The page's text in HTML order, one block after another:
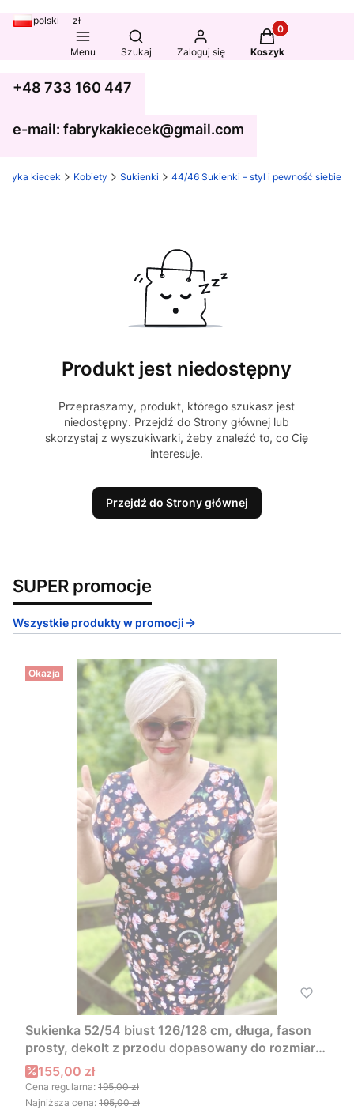
polski zł
Menu
Otwórz wyszukiwarkę
Szukaj Zaloguj się
Produkty w
Koszyk
+48 733 160 447
e-mail: fabrykakiecek@gmail.com
kiecek Kobiety Sukienki 44/46 Sukienki – styl i pewność siebie
Produkt jest niedostępny
Przepraszamy, produkt, którego szukasz jest
niedostępny. Przejdź do Strony głównej lub
skorzystaj z wyszukiwarki, żeby znaleźć to, co Cię
interesuje.
Przejdź do Strony głównej
SUPER promocje
Wszystkie produkty w promocji
Okazja
Sukienka 52/54 biust 126/128 cm, długa, fason
prosty, dekolt z przodu dopasowany do rozmiaru,
DROBNA DZIKA RÓŻA
Cena promocyjna
155,00 zł
Cena regularna: 195,00 zł
Najniższa cena: 195,00 zł